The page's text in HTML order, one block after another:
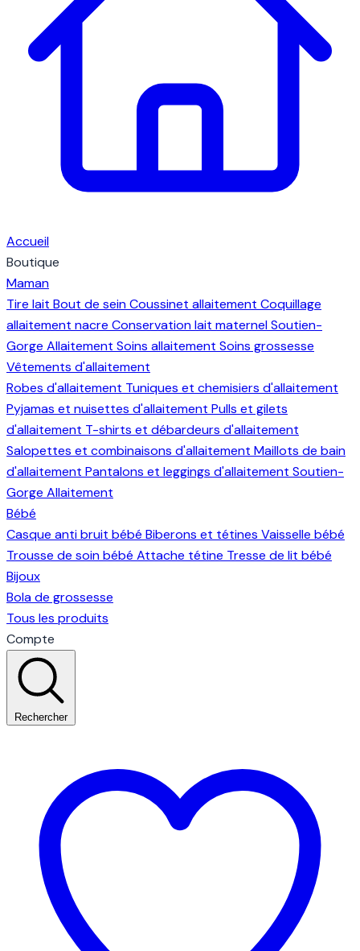
Accueil
Boutique
Maman
Tire lait Bout de seinCoussinet allaitement Coquillage
allaitement nacre Conservation lait maternelSoutien-
Gorge Allaitement Soins allaitement Soins grossesse
Vêtements d'allaitement
Robes d'allaitement Tuniques et chemisiers d'allaitement
Pyjamas et nuisettes d'allaitement Pulls et gilets
d'allaitement T-shirts et débardeurs d'allaitement
Salopettes et combinaisons d'allaitement Maillots de bain
d'allaitement Pantalons et leggings d'allaitement Soutien-
Gorge Allaitement
Bébé
Casque anti bruit bébé Biberons et tétines Vaisselle bébé
Trousse de soin bébé Attache tétine Tresse de lit bébé
Bijoux
Bola de grossesse
Tous les produits
Compte
Rechercher